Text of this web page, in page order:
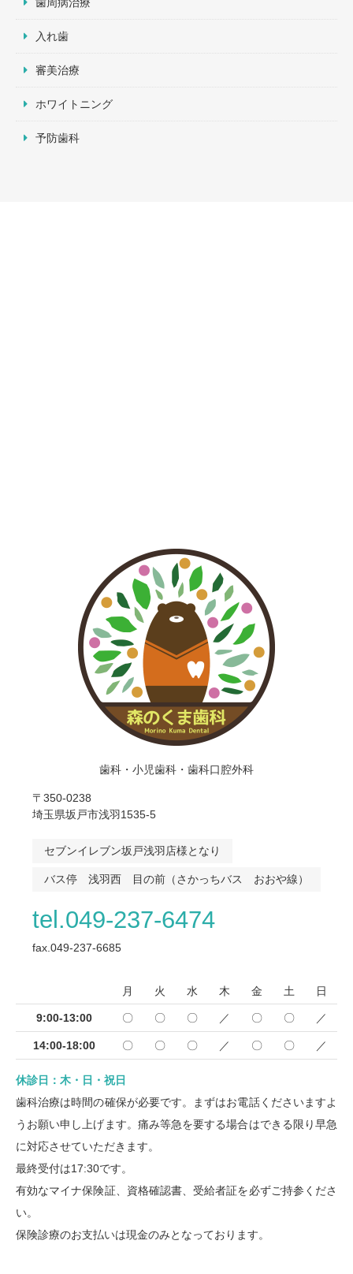
入れ歯
審美治療
ホワイトニング
予防歯科
歯科・小児歯科・歯科口腔外科
〒350-0238
埼玉県坂戸市浅羽1535-5
セブンイレブン坂戸浅羽店様となり
バス停 浅羽西 目の前（さかっちバス おおや線）
tel.049-237-6474
fax.049-237-6685
月 火 水 木 金 土 日
9:00-13:00 〇 〇 〇 ／ 〇 〇 ／
14:00-18:00 〇 〇 〇 ／ 〇 〇 ／
休診日：木・日・祝日
歯科治療は時間の確保が必要です。まずはお電話くださいますよ
うお願い申し上げます。痛み等急を要する場合はできる限り早急
に対応させていただきます。
最終受付は17:30です。
有効なマイナ保険証、資格確認書、受給者証を必ずご持参くださ
い。
保険診療のお支払いは現金のみとなっております。